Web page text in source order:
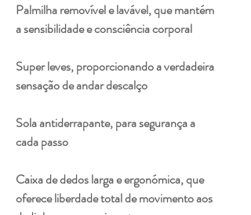
Palmilha removível e lavável, que mantém
a sensibilidade e consciência corporal
Super leves, proporcionando a verdadeira
sensação de andar descalço
Sola antiderrapante, para segurança a
cada passo
Caixa de dedos larga e ergonómica, que
oferece liberdade total de movimento aos